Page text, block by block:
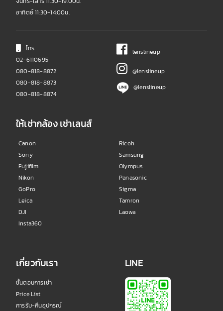
อาทิตย์ 11:30-14:00น.
โทร
02-6110695
080-818-8872
080-818-8873
080-818-8874
lenslineup
@lenslineup
@lenslineup
ให้เช่ากล้อง เช่าเลนส์
Canon
Sony
Fujifilm
Nikon
GoPro
Leica
DJI
Insta360
Ricoh
Samsung
Olympus
Panasonic
Sigma
Tamron
Laowa
เกี่ยวกับเรา
ขั้นตอนการเช่า
Price List
การรับ-คืนอุปกรณ์
LINE